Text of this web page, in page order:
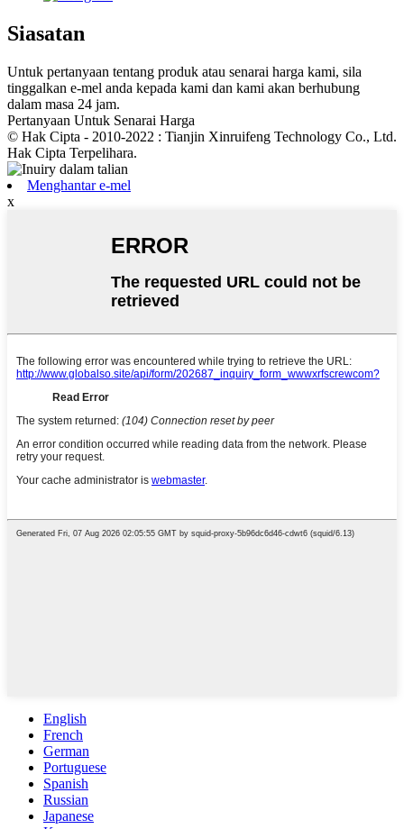
Siasatan
Untuk pertanyaan tentang produk atau senarai harga kami, sila
tinggalkan e-mel anda kepada kami dan kami akan berhubung
dalam masa 24 jam.
Pertanyaan Untuk Senarai Harga
© Hak Cipta - 2010-2022 : Tianjin Xinruifeng Technology Co., Ltd.
Hak Cipta Terpelihara.
Menghantar e-mel
x
English
French
German
Portuguese
Spanish
Russian
Japanese